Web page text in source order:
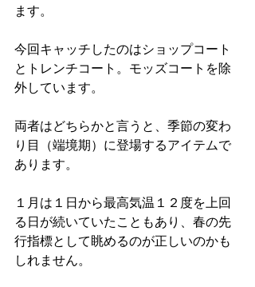
ます。
今回キャッチしたのはショップコート
とトレンチコート。モッズコートを除
外しています。
両者はどちらかと言うと、季節の変わ
り目（端境期）に登場するアイテムで
あります。
１月は１日から最高気温１２度を上回
る日が続いていたこともあり、春の先
行指標として眺めるのが正しいのかも
しれません。